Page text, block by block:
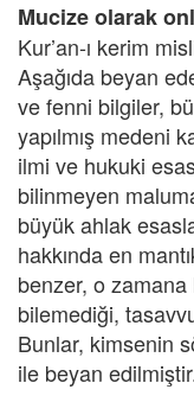
Mucize olarak
Kur’an-ı kerim
Aşağıda beyan
ve fenni bilgiler,
yapılmış medeni
ilmi ve hukuki
bilinmeyen
büyük ahlak
hakkında en
benzer, o
bilemediği,
Bunlar, kimsenin
ile beyan